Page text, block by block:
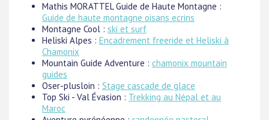
Mathis MORATTEL Guide de Haute Montagne :
Guide de haute montagne oisans ecrins
Montagne Cool : ski et surf
Heliski Alpes : Encadrement freeride et Heliski à
Chamonix
Mountain Guide Adventure : chamonix mountain
guides
Oser-plusloin : Stage cascade de glace
Top Ski - Val Évasion : Trekking au Népal et au
Maroc